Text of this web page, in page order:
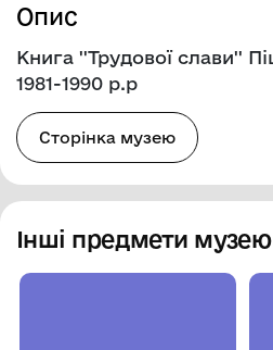
Опис
Книга ''Трудової слави''
1981-1990 р.р
Сторінка музею
Інші предмети музею